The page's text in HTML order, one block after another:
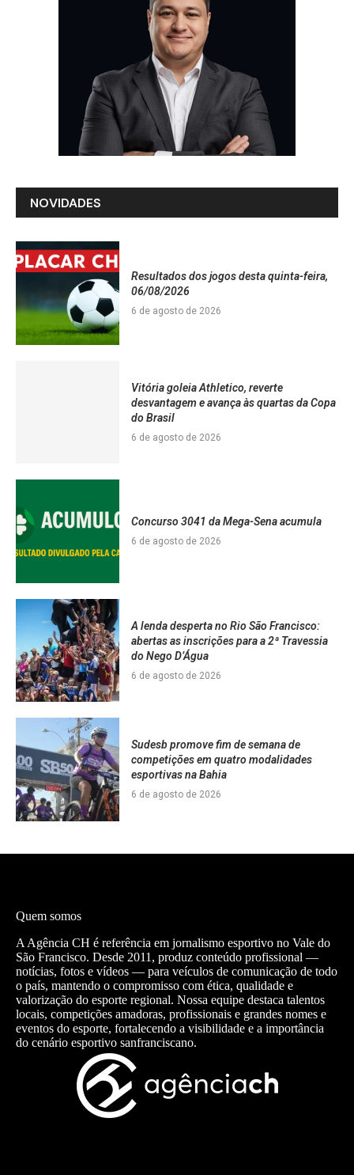
NOVIDADES
Resultados dos jogos desta quinta-feira,
06/08/2026
6 de agosto de 2026
Vitória goleia Athletico, reverte
desvantagem e avança às quartas da Copa
do Brasil
6 de agosto de 2026
Concurso 3041 da Mega-Sena acumula
6 de agosto de 2026
A lenda desperta no Rio São Francisco:
abertas as inscrições para a 2ª Travessia
do Nego D’Água
6 de agosto de 2026
Sudesb promove fim de semana de
competições em quatro modalidades
esportivas na Bahia
6 de agosto de 2026
Quem somos
A Agência CH é referência em jornalismo esportivo no Vale do
São Francisco. Desde 2011, produz conteúdo profissional —
notícias, fotos e vídeos — para veículos de comunicação de todo
o país, mantendo o compromisso com ética, qualidade e
valorização do esporte regional. Nossa equipe destaca talentos
locais, competições amadoras, profissionais e grandes nomes e
eventos do esporte, fortalecendo a visibilidade e a importância
do cenário esportivo sanfranciscano.